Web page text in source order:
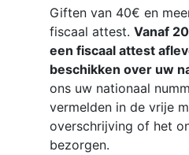
Giften van 40€ en
fiscaal attest. Vanaf
een fiscaal attest
beschikken over uw
ons uw nationaal
vermelden in de vrije
overschrijving of het
bezorgen.